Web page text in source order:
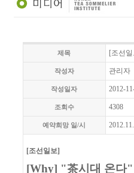
제목 [조선
작성자 관리자
작성일자 2012-
조회수 4308
예약희망 일/시
[조선일보]
[Why] "茶시대 온다"